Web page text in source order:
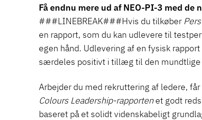
Få endnu mere ud af NEO-PI-3 med de
###LINEBREAK###Hvis du tilkøber
en rapport, som du kan udlevere til
egen hånd. Udlevering af en fysisk
særdeles positivt i tillæg til den mundtlige
Arbejder du med rekruttering af ledere,
Colours Leadership-rapportenet godt
baseret på et solidt videnskabeligt